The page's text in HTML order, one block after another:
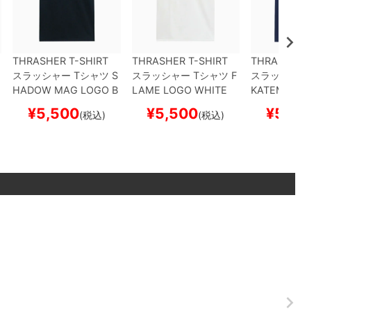
THRASHER T-SHIRT
スラッシャー Tシャツ S
HADOW MAG LOGO B
ートボード スケボー
¥5,500(税込)
THRASHER T-SHIRT
スラッシャー Tシャツ F
LAME LOGO WHITE
ード スケボー
¥5,500(税込)
THRASHER T-SHIRT
スラッシャー
KATEMAG LOGO WHI
スケートボード スケボ
¥5,500